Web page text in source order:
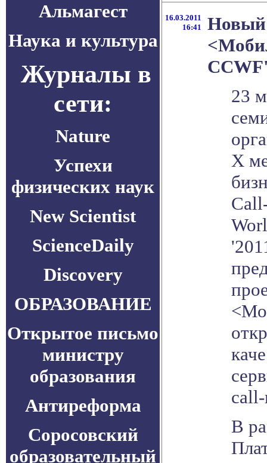
Альмагест
Наука и культура
Журналы в
сети:
Nature
Успехи
физических наук
New Scientist
ScienceDaily
Discovery
ОБРАЗОВАНИЕ
Открытое письмо
министру
образования
Антиреформа
Соросовский
образовательный
16.03.2011
16:41
Новый
23
X
В